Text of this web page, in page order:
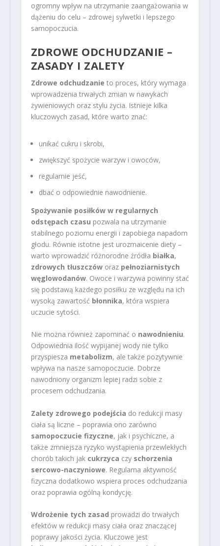
ogromny wpływ na utrzymanie zaangażowania w
dążeniu do celu – zdrowej sylwetki i lepszego
samopoczucia.
ZDROWE ODCHUDZANIE –
ZASADY I ZALETY
Zdrowe odchudzanie to proces, który wymaga
wprowadzenia trwałych zmian w nawykach
żywieniowych oraz stylu życia. Istnieje kilka
kluczowych zasad, które warto znać:
unikać cukru i skrobi,
zwiększyć spożycie warzyw i owoców,
regularnie jeść,
dbać o odpowiednie nawodnienie.
Spożywanie posiłków w regularnych
odstępach czasu pozwala na utrzymanie
stabilnego poziomu energii i zapobiega napadom
głodu. Równie istotne jest urozmaicenie diety –
warto wprowadzić różnorodne źródła białka,
zdrowych tłuszczóworaz pełnoziarnistych
węglowodanów. Owoce i warzywa powinny stać
się podstawą każdego posiłku ze względu na ich
wysoką zawartość błonnika, która wspiera
uczucie sytości.
Nie można również zapominać o nawodnieniu.
Odpowiednia ilość wypijanej wody nie tylko
przyspiesza metabolizm, ale także pozytywnie
wpływa na nasze samopoczucie. Dobrze
nawodniony organizm lepiej radzi sobie z
procesem odchudzania.
Zalety zdrowego podejścia do redukcji masy
ciała są liczne – poprawia ono zarówno
samopoczucie fizyczne, jak i psychiczne, a
także zmniejsza ryzyko wystąpienia przewlekłych
chorób takich jak cukrzyca czy schorzenia
sercowo-naczyniowe. Regularna aktywność
fizyczna dodatkowo wspiera proces odchudzania
oraz poprawia ogólną kondycję.
Wdrożenie tych zasad prowadzi do trwałych
efektów w redukcji masy ciała oraz znaczącej
poprawy jakości życia. Kluczowe jest